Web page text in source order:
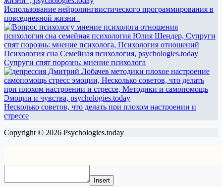
Использование нейролингвистического программирования в
повседневной жизни
Супруги спят порознь: мнение психолога
Несколько советов, что делать при плохом настроении и
стрессе
Copyright © 2026 Psychologies.today
Insert